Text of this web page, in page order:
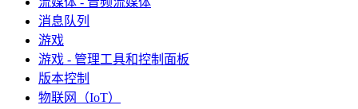
消息队列
游戏
游戏 - 管理工具和控制面板
版本控制
物联网（IoT）